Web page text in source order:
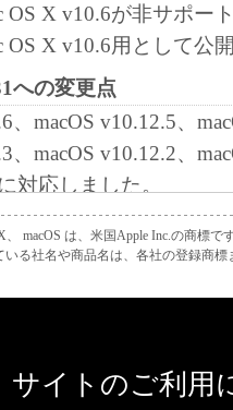
用許諾、譲渡、販売、
法により、第三者に「
とはできません。
ソフトウェア」の全部
イル、逆アセンブル、
せてはなりません。
トウェア」に含まれる
りません。
OS X v10.6が非サポー
OS X v10.6用として公
への変更点
、macOS v10.12.5、
、macOS v10.12.2、
対応しました。
OS X 10.11.5、OS X
10.11.2に対応しました
しました。
、 macOS は、米国Apple Inc.の商標で
る社名や商品名は、各社の登録商標
サイトのご利用